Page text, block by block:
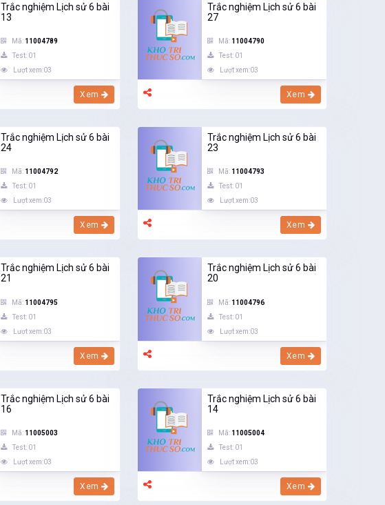
Trắc nghiệm Lịch sử 6 bài
13
Mã: 11004789
Test: 01
Lượt xem:03
Xem
Trắc nghiệm Lịch sử 6 bài
27
Mã: 11004790
Test: 01
Lượt xem:03
Xem
Trắc nghiệm Lịch sử 6 bài
24
Mã: 11004792
Test: 01
Lượt xem:03
Xem
Trắc nghiệm Lịch sử 6 bài
23
Mã: 11004793
Test: 01
Lượt xem:03
Xem
Trắc nghiệm Lịch sử 6 bài
21
Mã: 11004795
Test: 01
Lượt xem:03
Xem
Trắc nghiệm Lịch sử 6 bài
20
Mã: 11004796
Test: 01
Lượt xem:03
Xem
Trắc nghiệm Lịch sử 6 bài
16
Mã: 11005003
Test: 01
Lượt xem:03
Xem
Trắc nghiệm Lịch sử 6 bài
14
Mã: 11005004
Test: 01
Lượt xem:03
Xem